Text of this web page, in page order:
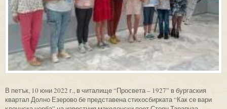
В петък, 10 юни 2022 г., в читалище “Просвета – 1927” в бургаския
квартал Долно Езерово бе представена стихосбирката “Как се вари